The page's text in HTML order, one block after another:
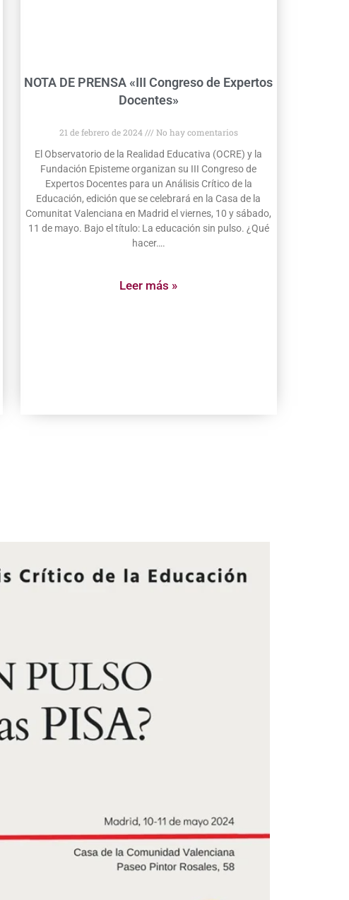
NOTA DE PRENSA «III Congreso de Expertos
Docentes»
21 de febrero de 2024
No hay comentarios
El Observatorio de la Realidad Educativa (OCRE) y la
Fundación Episteme organizan su III Congreso de
Expertos Docentes para un Análisis Crítico de la
Educación, edición que se celebrará en la Casa de la
Comunitat Valenciana en Madrid el viernes, 10 y sábado,
11 de mayo. Bajo el título: La educación sin pulso. ¿Qué
hacer….
Leer más »